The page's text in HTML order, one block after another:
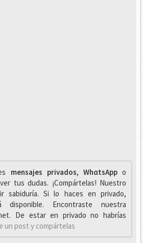
mensajes privados, WhαtsAppo
tus dudas. ¡Compártelas! Nuestro
sabiduría. Si lo haces en privado,
disponible. Encontraste nuestra
De estar en privado no habrías
un post y compártelas